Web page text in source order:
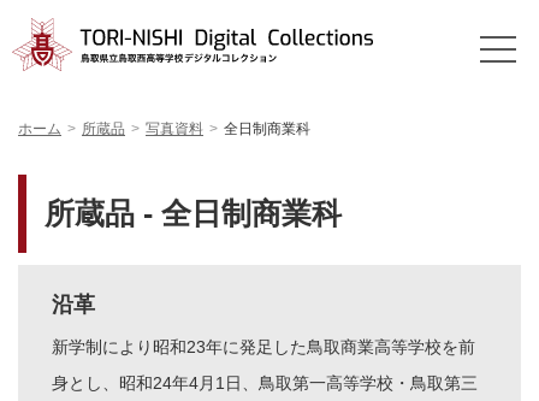
ホーム 所蔵品 写真資料 全日制商業科
所蔵品 - 全日制商業科
沿革
新学制により昭和23年に発足した鳥取商業高等学校を前
身とし、昭和24年4月1日、鳥取第一高等学校・鳥取第三